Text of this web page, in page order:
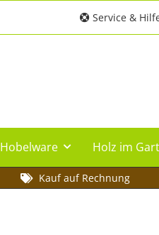
Service &
Hobelware Holz im
Kauf auf Rechnung